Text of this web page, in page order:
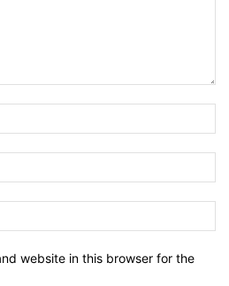
website in this browser for the